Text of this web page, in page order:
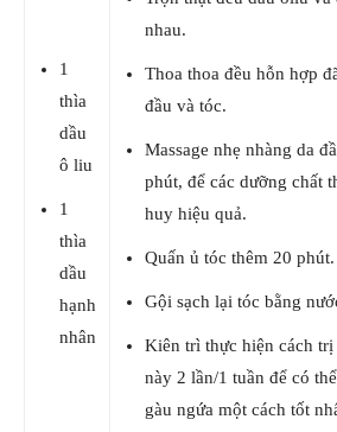
1
thìa
dầu
ô liu
1
thìa
dầu
hạnh
nhân
nhau.
Thoa thoa đều hỗn hợp
đầu và tóc.
Massage nhẹ nhàng da
phút, để các dưỡng chất
huy hiệu quả.
Quấn ủ tóc thêm 20 phút.
Gội sạch lại tóc bằng
Kiên trì thực hiện cách
này 2 lần/1 tuần để có
gàu ngứa một cách tốt